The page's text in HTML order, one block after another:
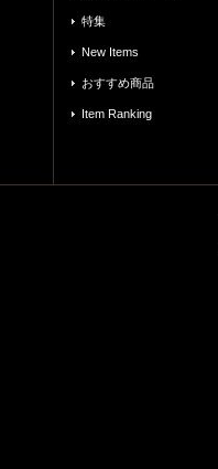
特集
New Items
おすすめ商品
Item Ranking